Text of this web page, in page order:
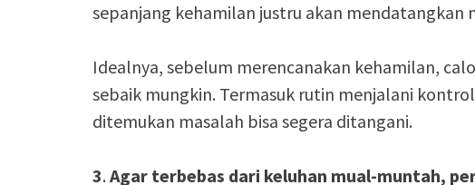
sepanjang kehamilan justru akan mendatangkan
Idealnya, sebelum merencanakan kehamilan,
sebaik mungkin. Termasuk rutin menjalani
ditemukan masalah bisa segera ditangani.
3. Agar terbebas dari keluhan mual-muntah,